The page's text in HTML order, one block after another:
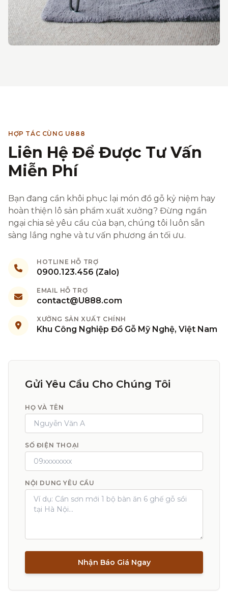
HỢP TÁC CÙNG U888
Liên Hệ Để Được Tư Vấn
Miễn Phí
Bạn đang cần khôi phục lại món đồ gỗ kỷ niệm hay
hoàn thiện lô sản phẩm xuất xưởng? Đừng ngần
ngại chia sẻ yêu cầu của bạn, chúng tôi luôn sẵn
sàng lắng nghe và tư vấn phương án tối ưu.
HOTLINE HỖ TRỢ
0900.123.456 (Zalo)
EMAIL HỖ TRỢ
contact@U888.com
XƯỞNG SẢN XUẤT CHÍNH
Khu Công Nghiệp Đồ Gỗ Mỹ Nghệ, Việt Nam
Gửi Yêu Cầu Cho Chúng Tôi
HỌ VÀ TÊN
SỐ ĐIỆN THOẠI
NỘI DUNG YÊU CẦU
Nhận Báo Giá Ngay